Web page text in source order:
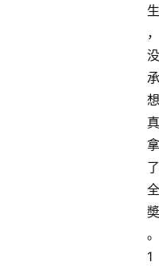
生
，
没
承
想
真
拿
了
全
奬
。
1